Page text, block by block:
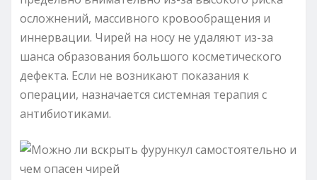
осложнений, массивного кровообращения и
иннервации. Чирей на носу не удаляют из-за
шанса образования большого косметического
дефекта. Если не возникают показания к
операции, назначается системная терапия с
антибиотиками.